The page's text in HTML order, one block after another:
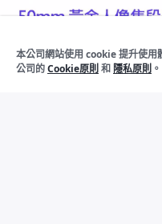
本公司網站使用 cookie 提升使用
公司的Cookie原則 和 隱私原則 。